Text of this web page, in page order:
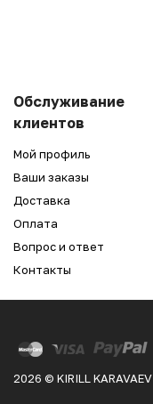
Обслуживание
клиентов
Мой профиль
Ваши заказы
Доставка
Оплата
Вопрос и ответ
Контакты
2026 © KIRILL KARAVAEV